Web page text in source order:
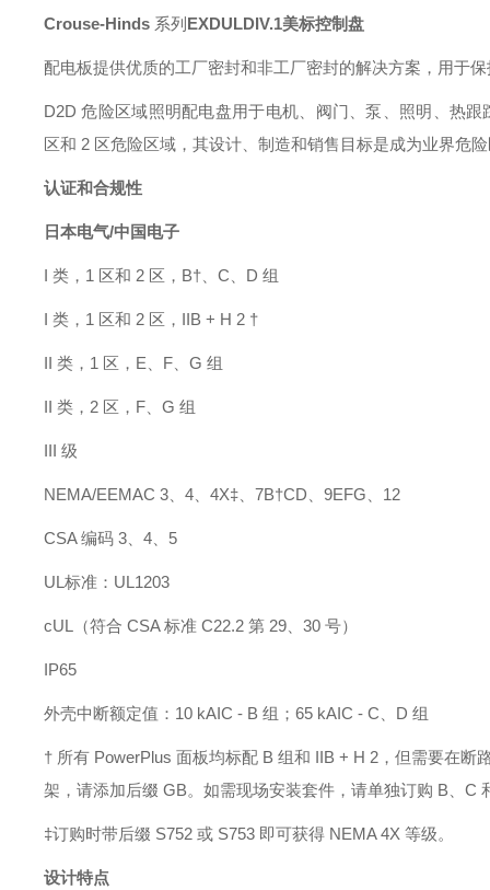
Crouse-Hinds 系列 EXDULDIV.1美标控制盘
配电板提供优质的工厂密封和非工厂密封的解决方案，用于
D2D 危险区域照明配电盘用于电机、阀门、泵、照明、热
区和 2 区危险区域，其设计、制造和销售目标是成为业界危
认证和合规性
日本电气/中国电子
I 类，1 区和 2 区，B†、C、D 组
I 类，1 区和 2 区，IIB + H 2 †
II 类，1 区，E、F、G 组
II 类，2 区，F、G 组
III 级
NEMA/EEMAC 3、4、4X‡、7B†CD、9EFG、12
CSA 编码 3、4、5
UL标准：UL1203
cUL（符合 CSA 标准 C22.2 第 29、30 号）
IP65
外壳中断额定值： 10 kAIC - B 组；65 kAIC - C、D 组
† 所有 PowerPlus 面板均标配 B 组和 IIB + H 2，但需要在
架，请添加后缀 GB。如需现场安装套件，请单独订购 B、C
‡订购时带后缀 S752 或 S753 即可获得 NEMA 4X 等级。
设计特点